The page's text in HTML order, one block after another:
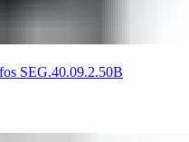
SEG.40.09.2.50B